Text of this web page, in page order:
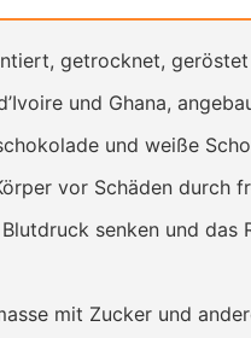
getrocknet,
und Ghana,
und weiße
vor Schäden durch
senken und das
mit Zucker und